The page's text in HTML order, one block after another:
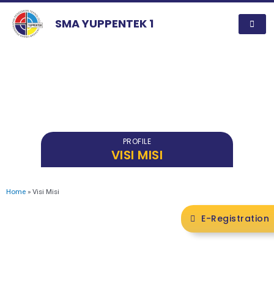
SMA YUPPENTEK 1
PROFILE
VISI MISI
Home » Visi Misi
E-Registration